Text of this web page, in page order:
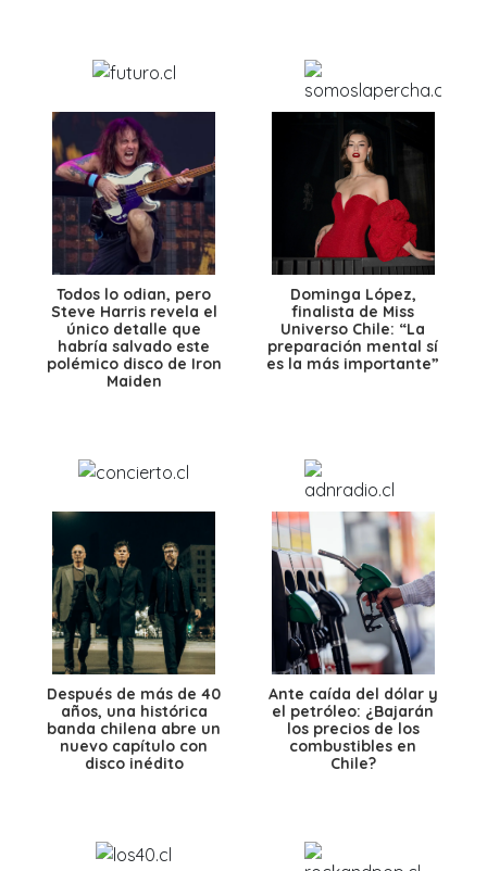
Todos lo odian, pero
Steve Harris revela el
único detalle que
habría salvado este
polémico disco de Iron
Maiden
Dominga López,
finalista de Miss
Universo Chile: “La
preparación mental sí
es la más importante”
Después de más de 40
años, una histórica
banda chilena abre un
nuevo capítulo con
disco inédito
Ante caída del dólar y
el petróleo: ¿Bajarán
los precios de los
combustibles en
Chile?